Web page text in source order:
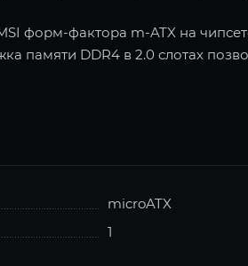
форм-фактора m-ATX на
памяти DDR4 в 2.0 слотах
microATX
1